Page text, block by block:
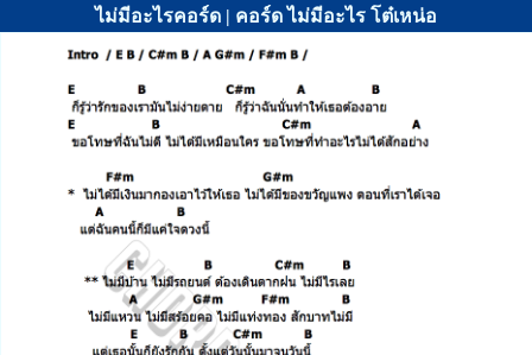
ไม่มีอะไรคอร์ด | คอร์ด ไม่มีอะไร โต๋เหน่อ